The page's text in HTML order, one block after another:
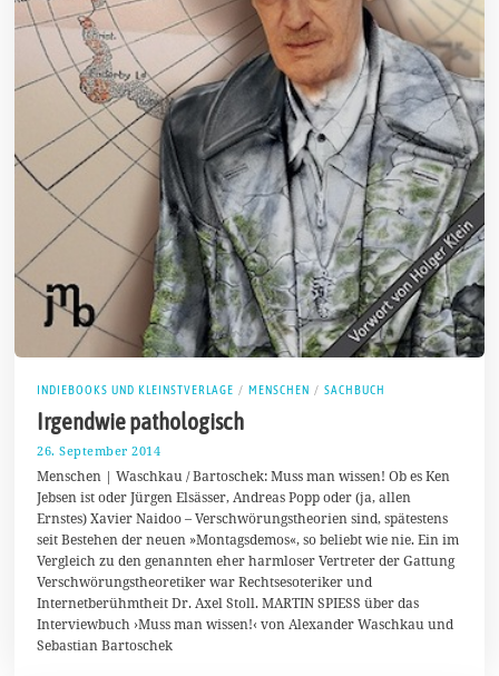
INDIEBOOKS UND KLEINSTVERLAGE / MENSCHEN / SACHBUCH
Irgendwie pathologisch
26. September 2014
.
O
k
t
b
e
r
0
1
Menschen | Waschkau / Bartoschek: Muss man wissen! Ob es Ken
Jebsen ist oder Jürgen Elsässer, Andreas Popp oder (ja, allen
Ernstes) Xavier Naidoo – Verschwörungstheorien sind, spätestens
seit Bestehen der neuen »Montagsdemos«, so beliebt wie nie. Ein im
Vergleich zu den genannten eher harmloser Vertreter der Gattung
Verschwörungstheoretiker war Rechtsesoteriker und
Internetberühmtheit Dr. Axel Stoll. MARTIN SPIESS über das
Interviewbuch ›Muss man wissen!‹ von Alexander Waschkau und
Sebastian Bartoschek